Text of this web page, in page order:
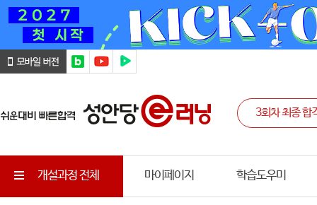
개설과정 전체 마이페이지 학습도우미